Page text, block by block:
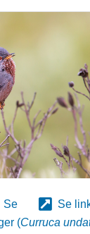
Se
Se
(Curruca